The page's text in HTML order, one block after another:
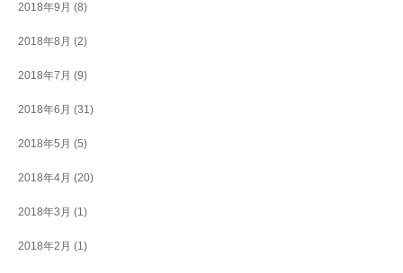
2018年9月 (8)
2018年8月 (2)
2018年7月 (9)
2018年6月 (31)
2018年5月 (5)
2018年4月 (20)
2018年3月 (1)
2018年2月 (1)